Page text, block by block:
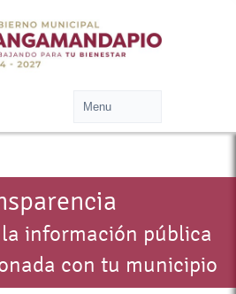
información pública
con tu municipio